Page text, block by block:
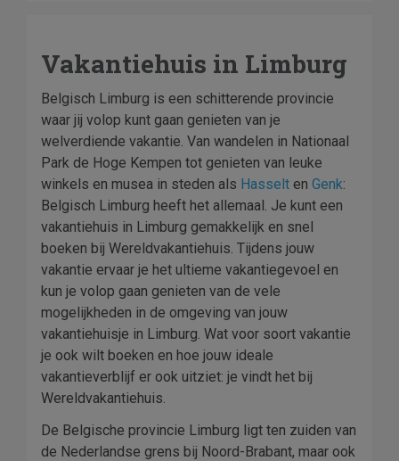
Vakantiehuis in Limburg
Belgisch Limburg is een schitterende provincie
waar jij volop kunt gaan genieten van je
welverdiende vakantie. Van wandelen in Nationaal
Park de Hoge Kempen tot genieten van leuke
winkels en musea in steden als Hasselt en Genk:
Belgisch Limburg heeft het allemaal. Je kunt een
vakantiehuis in Limburg gemakkelijk en snel
boeken bij Wereldvakantiehuis. Tijdens jouw
vakantie ervaar je het ultieme vakantiegevoel en
kun je volop gaan genieten van de vele
mogelijkheden in de omgeving van jouw
vakantiehuisje in Limburg. Wat voor soort vakantie
je ook wilt boeken en hoe jouw ideale
vakantieverblijf er ook uitziet: je vindt het bij
Wereldvakantiehuis.
De Belgische provincie Limburg ligt ten zuiden van
de Nederlandse grens bij Noord-Brabant, maar ook